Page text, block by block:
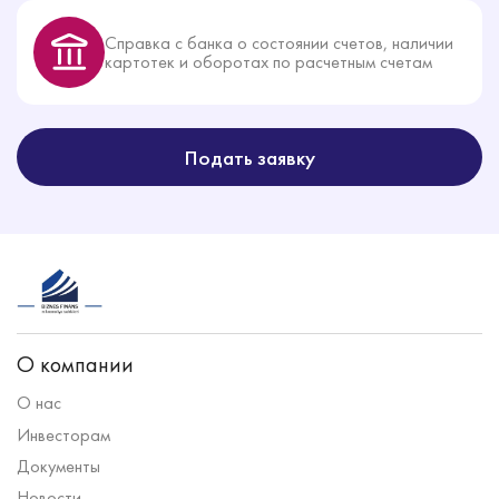
Справка с банка о состоянии счетов, наличии
картотек и оборотах по расчетным счетам
Подать заявку
О компании
О нас
Инвесторам
Документы